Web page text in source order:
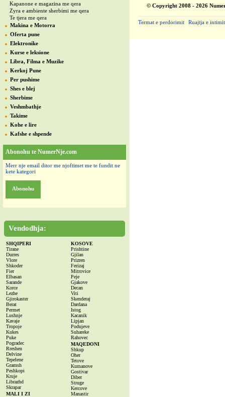
Kapanone e magazina me qera
Zyra e ambiente sherbimi me qera
Te tjera me qera
Makina e Motorra
Oferta pune
Elektronike
Kurse e leksione
Libra, Filma e Muzike
Kerkoj Pune
Per pushime
Shes e blej
Sherbime
Veshmbathje
Takime
Kohe e lire
Kafshe e shpende
Abonohu te NumerNje.com
Merr nje email ditor me njoftimet me te fundit ne
kete kategori
Abonohu
Vendodhja:
SHQIPERI
Tirane
Durres
Vlore
Shkoder
Fier
Elbasan
Sarande
Korce
Lezhe
Gjirokaster
Berat
Permet
Lushnje
Kavaje
Tropoje
Kukes
Puke
Pogradec
Rreshen
Delvine
Tepelene
Gramsh
Peshkopi
Kruje
Librazhd
Skrapar
MALI I ZI
KOSOVE
Prishtine
Gjilan
Prizren
Ferizaj
Mitrovice
Peje
Gjakove
Decan
Viti
Skenderaj
Dardana
Istog
Kacanik
Lipjan
Podujeve
Suhareke
Rahovec
MAQEDONI
Shkup
Oher
Tetove
Kumanove
Gostivar
Diber
Struge
Kercove
Manastir
© Copyright 2008 - 2026
Termat e perdorimit Ruajtja e